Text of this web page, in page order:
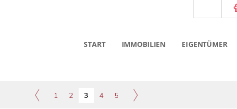
START IMMOBILIEN EIGENTÜMER
1 2 3 4 5